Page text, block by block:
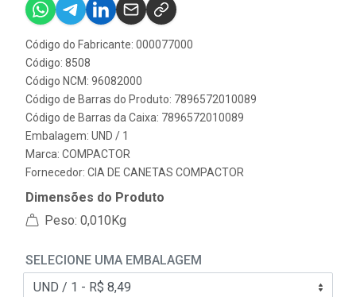
Código do Fabricante: 000077000
Código: 8508
Código NCM: 96082000
Código de Barras do Produto: 7896572010089
Código de Barras da Caixa: 7896572010089
Embalagem: UND / 1
Marca: COMPACTOR
Fornecedor: CIA DE CANETAS COMPACTOR
Dimensões do Produto
Peso: 0,010Kg
SELECIONE UMA EMBALAGEM